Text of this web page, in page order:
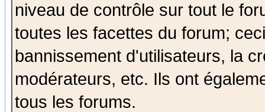
niveau de contrôle sur tout le
toutes les facettes du forum;
bannissement d'utilisateurs, la
modérateurs, etc. Ils ont
tous les forums.